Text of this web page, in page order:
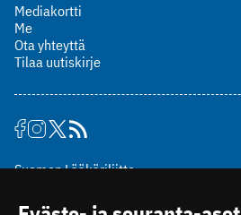
Mediakortti
Me
Ota yhteyttä
Tilaa uutiskirje
Suomen Lääkäriliitto
00510 Helsinki